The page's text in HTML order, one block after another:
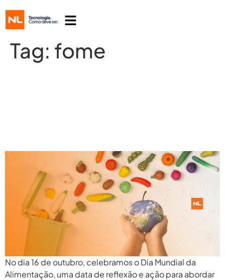
Tag: fome
No dia 16 de outubro, celebramos o Dia Mundial da
Alimentação, uma data de reflexão e ação para abordar